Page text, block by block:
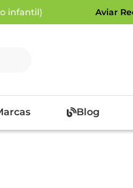
infantil) Aviar
Blog